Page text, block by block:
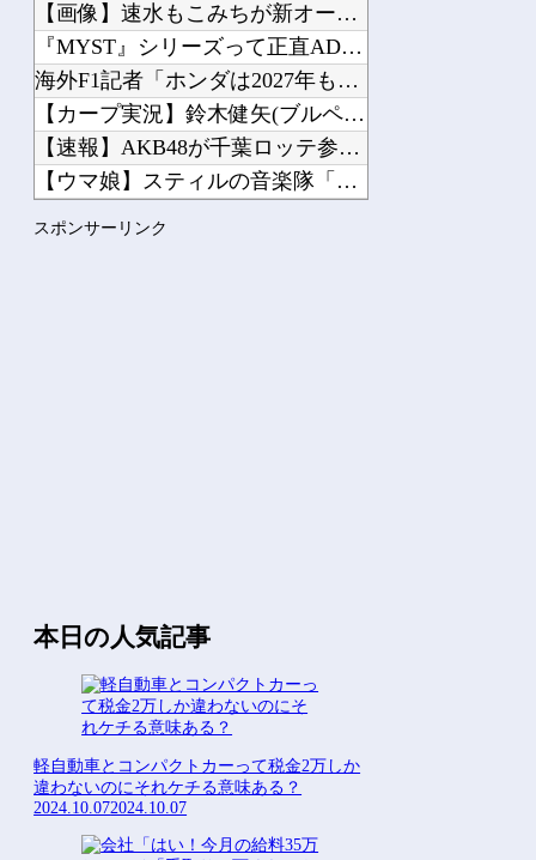
【画像】速水もこみちが新オープンしたカフェ、サンドイッチ1つ...
『MYST』シリーズって正直ADVゲームの最高傑作だよね他
海外F1記者「ホンダは2027年もしくは2028年のはじめに...
【カープ実況】鈴木健矢(ブルペンデー)vs片山皓心【広島-D...
【速報】AKB48が千葉ロッテ参戦、佐藤綺星の始球式＆3曲披...
【ウマ娘】スティルの音楽隊「ﾆｬｰﾝ」「ﾆｬｰﾝ」「ﾆｬｰﾝ...
スポンサーリンク
本日の人気記事
軽自動車とコンパクトカーって税金2万しか
違わないのにそれケチる意味ある？
2024.10.072024.10.07